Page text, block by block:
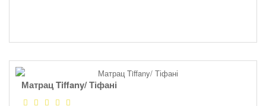
Матрац Tiffany/ Тіфані